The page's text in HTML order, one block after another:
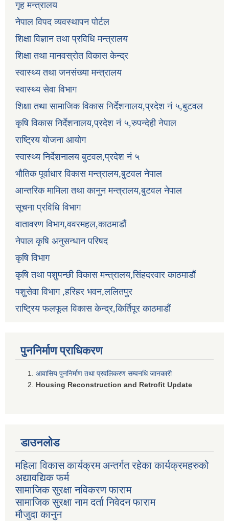
गृह मन्त्रालय
नेपाल विपद व्यवस्थापन पोर्टल
शिक्षा विज्ञान तथा प्रविधि मन्त्रालय
शिक्षा तथा मानवस्रोत विकास केन्द्र
स्वास्थ्य तथा जनसंख्या मन्त्रालय
स्वास्थ्य सेवा विभाग
शिक्षा तथा सामाजिक विकास निर्देशनालय,प्रदेश नं ५,बुटवल
कृषि विकास निर्देशनालय,प्रदेश नं ५,रुपन्देही नेपाल
राष्ट्रिय योजना आयोग
स्वास्थ्य निर्देशनालय बुटवल,प्रदेश नं ५
भौतिक पूर्वाधार विकास मन्त्रालय,बुटवल नेपाल
आन्तरिक मामिला तथा कानुन मन्त्रालय,बुटवल नेपाल
सूचना प्रविधि विभाग
वातावरण विभाग,ववरमहल,काठमाडौं
नेपाल कृषि अनुसन्धान परिषद
कृषि विभाग
कृषि तथा पशुपन्छी विकास मन्त्रालय,सिंहदरवार काठमाडौं
पशुसेवा विभाग ,हरिहर भवन,ललितपुर
राष्ट्रिय फलफूल विकास केन्द्र,किर्तिपूर काठमाडौं
पुननिर्माण प्राधिकरण
आवासिय पुननिर्माण तथा प्रवलिकरण सम्वनधि जानकारी
Housing Reconstruction and Retrofit Update
डाउनलोड
महिला विकास कार्यक्रम अन्तर्गत रहेका कार्यक्रमहरुको
अद्यावद्यिक फर्म
सामाजिक सुरक्षा नविकरण फाराम
सामाजिक सुरक्षा नाम दर्ता निवेदन फाराम
मौजुदा कानुन